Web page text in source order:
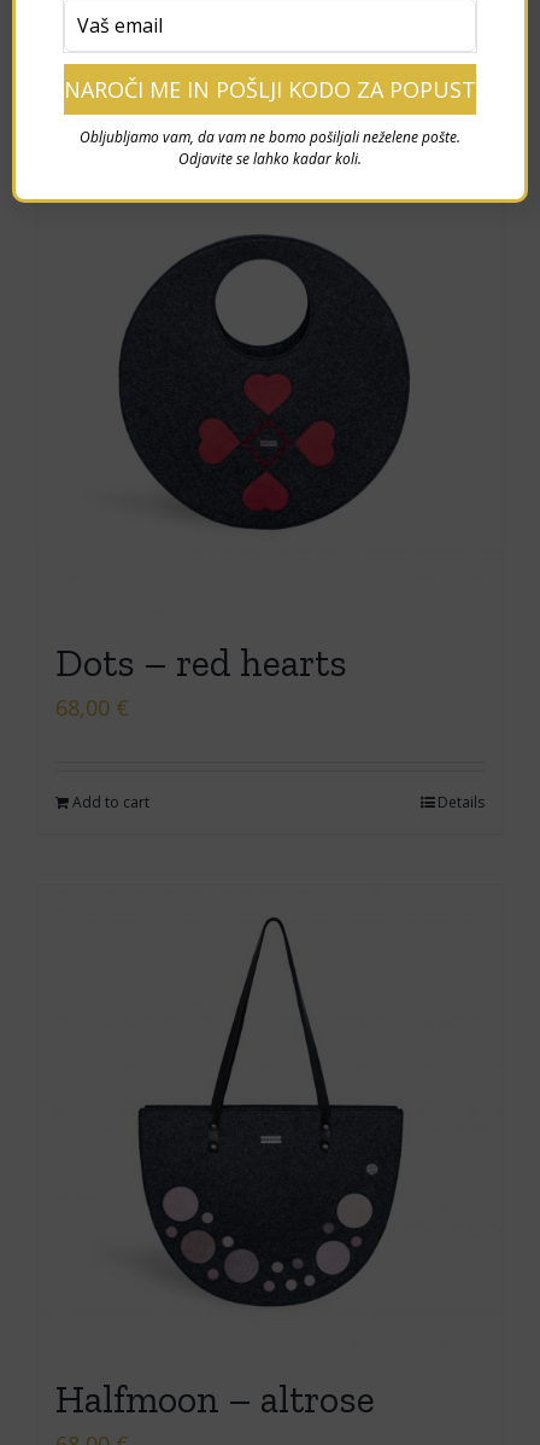
Add to cart Details
Dots – red hearts
68,00 €
Add to cart Details
Halfmoon – altrose
Obljubljamo vam, da vam ne bomo pošiljali neželene pošte.
Odjavite se lahko kadar koli.